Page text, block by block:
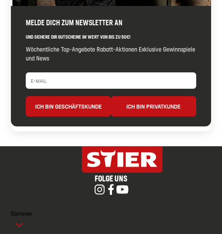
MELDE DICH ZUM NEWSLETTER AN
UND SICHERE DIR GUTSCHEINE IM WERT VON BIS ZU 50€!
Wöchentliche Top-Angebote Rabatt-Aktionen Exklusive Gewinnspiele
und News
ICH BIN GESCHÄFTSKUNDE ICH BIN PRIVATKUNDE
FOLGE UNS
Contorion